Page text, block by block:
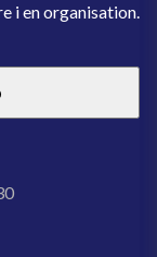
i en organisation.